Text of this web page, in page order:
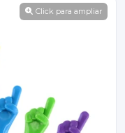
Click para ampliar